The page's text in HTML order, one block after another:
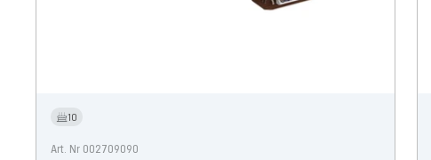
10
Art. Nr 002709090